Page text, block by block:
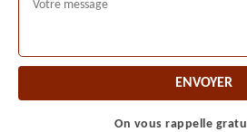
On vous rappelle